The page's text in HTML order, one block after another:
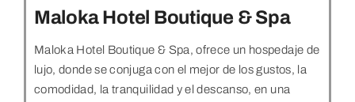
Maloka Hotel Boutique & Spa
Maloka Hotel Boutique & Spa, ofrece un hospedaje de
lujo, donde se conjuga con el mejor de los gustos, la
comodidad, la tranquilidad y el descanso, en una